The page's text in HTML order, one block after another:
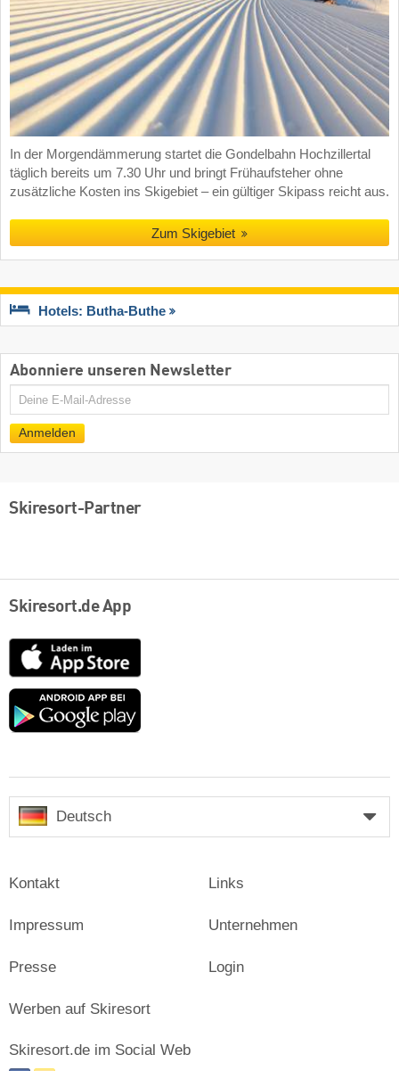
In der Morgendämmerung startet die Gondelbahn Hochzillertal
täglich bereits um 7.30 Uhr und bringt Frühaufsteher ohne
zusätzliche Kosten ins Skigebiet – ein gültiger Skipass reicht aus.
Zum Skigebiet
Hotels: Butha-Buthe
Abonniere unseren Newsletter
E-
Anmelden
Skiresort-Partner
Skiresort.de App
App
Store
Google
Deutsch
Kontakt
Impressum
Presse
Links
Unternehmen
Login
Werben auf Skiresort
Skiresort.de im Social Web